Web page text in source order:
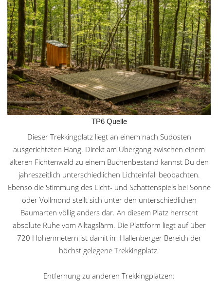
TP6 Quelle
Dieser Trekkingplatz liegt an einem nach Südosten
ausgerichteten Hang. Direkt am Übergang zwischen einem
älteren Fichtenwald zu einem Buchenbestand kannst Du den
jahreszeitlich unterschiedlichen Lichteinfall beobachten.
Ebenso die Stimmung des Licht- und Schattenspiels bei Sonne
oder Vollmond stellt sich unter den unterschiedlichen
Baumarten völlig anders dar. An diesem Platz herrscht
absolute Ruhe vom Alltagslärm. Die Plattform liegt auf über
720 Höhenmetern ist damit im Hallenberger Bereich der
höchst gelegene Trekkingplatz.
Entfernung zu anderen Trekkingplätzen: